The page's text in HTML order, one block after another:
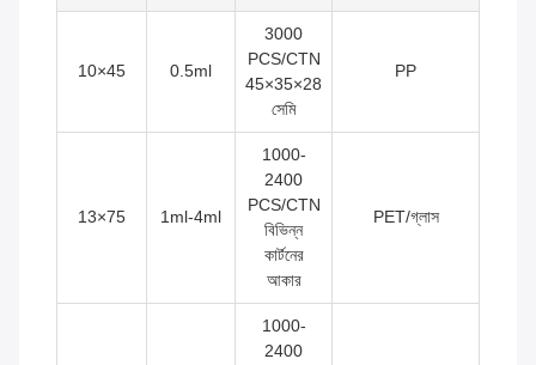
10×45 0.5ml
3000
PCS/CTN
45×35×28
সেমি
PP
13×75 1ml-4ml
1000-
2400
PCS/CTN
বিভিন্ন
কার্টনের
আকার
PET/গ্লাস
1000-
2400